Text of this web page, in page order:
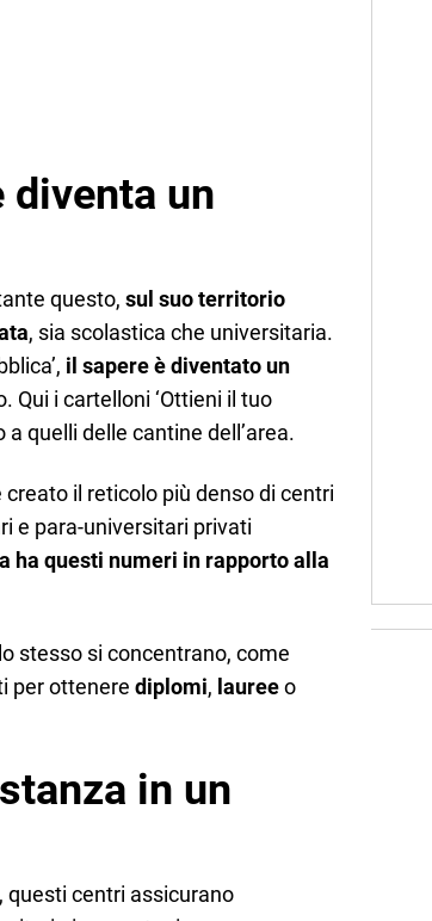
diventa un
questo, sul suo territorio
, sia scolastica che universitaria.
il sapere è diventato un
Qui i cartelloni ‘Ottieni il tuo
quelli delle cantine dell’area.
il reticolo più denso di centri
e para-universitari privati
ha questi numeri in rapporto alla
stesso si concentrano, come
per ottenere diplomi, laureeo
in un
questi centri assicurano